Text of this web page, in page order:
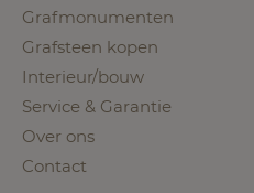
Grafmonumenten
Grafsteen kopen
Interieur/bouw
Service & Garantie
Over ons
Contact